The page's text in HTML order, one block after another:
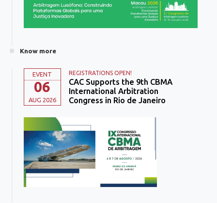
Know more
EVENT
06
AUG 2026
REGISTRATIONS OPEN!
CAC Supports the 9th CBMA
International Arbitration
Congress in Rio de Janeiro